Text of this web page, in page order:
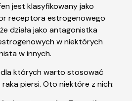
jest klasyfikowany jako
receptora estrogenowego
działa jako antagonistka
w niektórych
w innych.
których warto stosować
piersi. Oto niektóre z nich: